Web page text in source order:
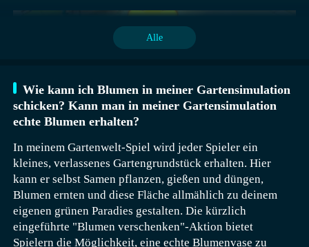
Loungebereich! Langweilst du dich? Blättere durch
dem Musikrestaurant! Bestelle gegrilltes Hähnchen und
Gemüsesaft. Genieße dein Abendessen beim Zuhören
von Musik! Möchtest du nach dem Essen ein Dessert?
Schokoladenkuchen im Café ist auch lecker! Besucht
das Einkaufszentrum und erlebt eine wunderbare
Shoppingzeit! MERKMAL: - 4 Einkaufsbereiche zum
Entdecken. - 14 Charaktere, mit denen du einkaufen
kannst. - 37 Arten von Kleidern und Accessoires:
Sonnenbrillen, Sportshirts, Prinzessinnenkleider,
Regenbogenhandtaschen usw. - 20 Arten von leckerem
Mein Gartenspiel dreht sich hauptsächlich um das
Pflanzen und Verkaufen von Blumen. Jeder Spieler
kann verschiedene Arten von Blumen in seinem Garten
züchten, von alltäglichen Gänseblümchen und Rosen
bis hin zu seltenen, bunt gefärbten Blumen. Diese
Alle
Wie kann ich Blumen in meiner Gartensimulation
schicken? Kann man in meiner Gartensimulation
echte Blumen erhalten?
In meinem Gartenwelt-Spiel wird jeder Spieler ein
kleines, verlassenes Gartengrundstück erhalten. Hier
kann er selbst Samen pflanzen, gießen und düngen,
Blumen ernten und diese Fläche allmählich zu deinem
eigenen grünen Paradies gestalten. Die kürzlich
eingeführte "Blumen verschenken"-Aktion bietet
Spielern die Möglichkeit, eine echte Blumenvase zu